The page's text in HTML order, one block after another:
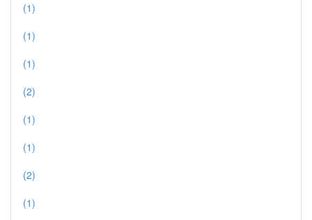
(1)
(1)
(1)
(2)
(1)
(1)
(2)
(1)